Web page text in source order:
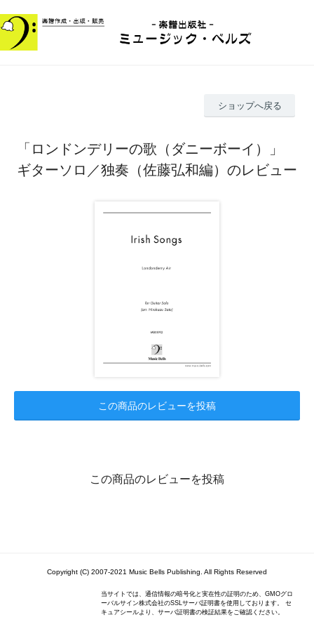
ショップへ戻る
「ロンドンデリーの歌（ダニーボーイ）」
ギターソロ／独奏（佐藤弘和編）のレビュー
この商品のレビューを投稿
この商品のレビューを投稿
Copyright (C) 2007-2021 Music Bells Publishing. All Rights Reserved
当サイトでは、通信情報の暗号化と実在性の証明のため、GMOグロ
ーバルサイン株式会社のSSLサーバ証明書を使用しております。 セ
キュアシールより、サーバ証明書の検証結果をご確認ください。